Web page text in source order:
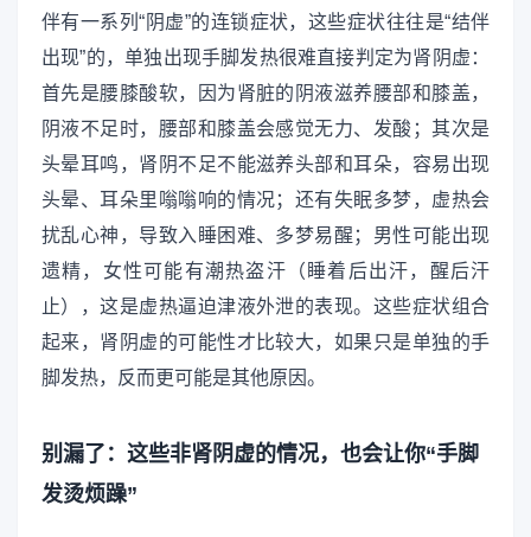
伴有一系列“阴虚”的连锁症状，这些症状往往是“结伴
出现”的，单独出现手脚发热很难直接判定为肾阴虚：
首先是腰膝酸软，因为肾脏的阴液滋养腰部和膝盖，
阴液不足时，腰部和膝盖会感觉无力、发酸；其次是
头晕耳鸣，肾阴不足不能滋养头部和耳朵，容易出现
头晕、耳朵里嗡嗡响的情况；还有失眠多梦，虚热会
扰乱心神，导致入睡困难、多梦易醒；男性可能出现
遗精，女性可能有潮热盗汗（睡着后出汗，醒后汗
止），这是虚热逼迫津液外泄的表现。这些症状组合
起来，肾阴虚的可能性才比较大，如果只是单独的手
脚发热，反而更可能是其他原因。
别漏了：这些非肾阴虚的情况，也会让你“手脚
发烫烦躁”